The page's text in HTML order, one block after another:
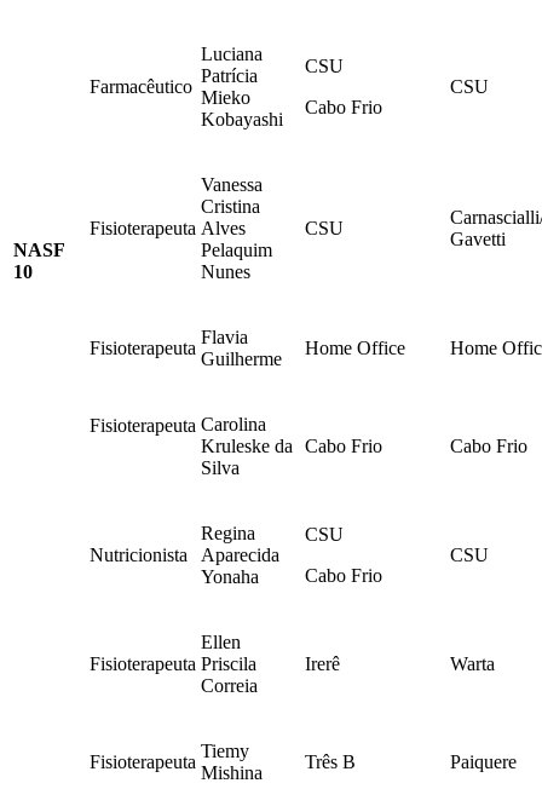
NASF
10
Farmacêutico
Luciana
Patrícia
Mieko
Kobayashi
CSU
Cabo Frio
CSU
Fisioterapeuta
Vanessa
Cristina
Alves
Pelaquim
Nunes
CSU
Gavetti
Fisioterapeuta
Flavia
Guilherme
Home Office Home
Fisioterapeuta Carolina
Kruleske da
Silva
Cabo Frio Cabo Frio
Nutricionista
Regina
Aparecida
Yonaha
CSU
Cabo Frio
CSU
Fisioterapeuta
Ellen
Priscila
Correia
Irerê Warta
Fisioterapeuta
Tiemy
Mishina
Três B Paiquere